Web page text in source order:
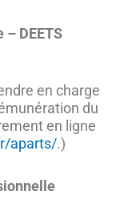
DEETS
en charge
du
en ligne
aparts/.)